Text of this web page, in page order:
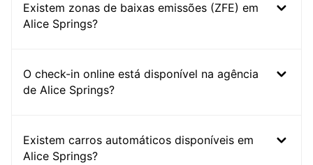
Existem zonas de baixas emissões (ZFE) em
Alice Springs?
O check-in online está disponível na agência
de Alice Springs?
Existem carros automáticos disponíveis em
Alice Springs?